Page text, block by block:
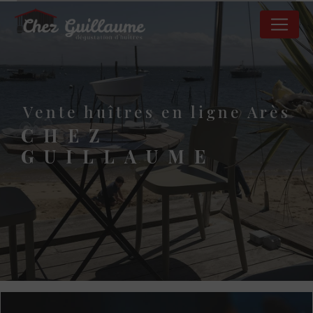
vente huîtres en ligne Arès
CHEZ
GUILLAUME
Panneau de gestion des cookies